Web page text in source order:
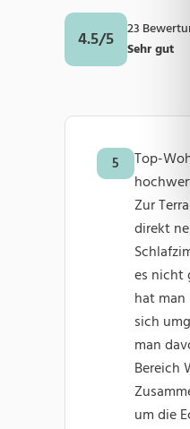
4.5/5
23
Sehr gut
5
Top-
Zur
direkt
es nicht
hat man
sich
man
Bereich
um die